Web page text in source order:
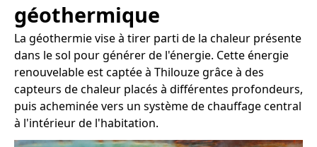
géothermique
La géothermie vise à tirer parti de la chaleur présente
dans le sol pour générer de l'énergie. Cette énergie
renouvelable est captée à Thilouze grâce à des
capteurs de chaleur placés à différentes profondeurs,
puis acheminée vers un système de chauffage central
à l'intérieur de l'habitation.